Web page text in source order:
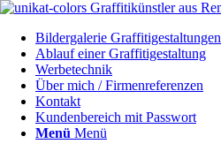
Bildergalerie Graffitigestaltungen
Ablauf einer Graffitigestaltung
Werbetechnik
Über mich / Firmenreferenzen
Kontakt
Kundenbereich mit Passwort
Menü Menü